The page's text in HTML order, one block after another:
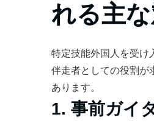
れる主
特定技能外国人を受け
伴走者としての役割が
あります。
1. 事前ガイ